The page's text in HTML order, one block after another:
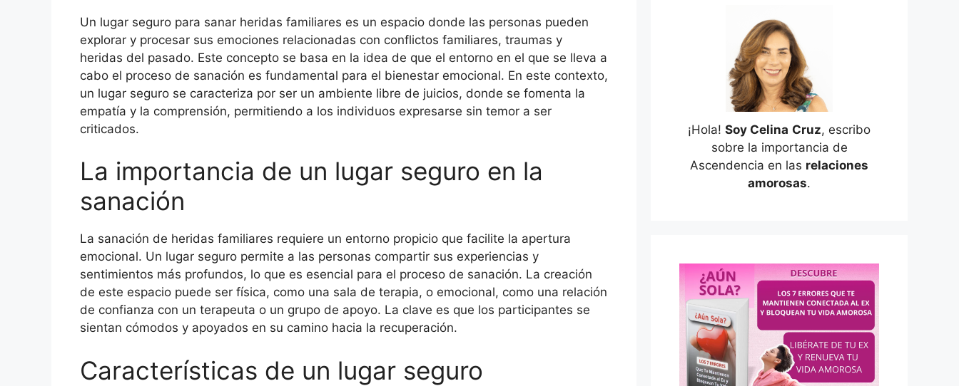
Un lugar seguro para sanar heridas familiares es un espacio donde las personas pueden
explorar y procesar sus emociones relacionadas con conflictos familiares, traumas y
heridas del pasado. Este concepto se basa en la idea de que el entorno en el que se lleva a
cabo el proceso de sanación es fundamental para el bienestar emocional. En este contexto,
un lugar seguro se caracteriza por ser un ambiente libre de juicios, donde se fomenta la
empatía y la comprensión, permitiendo a los individuos expresarse sin temor a ser
criticados.
La importancia de un lugar seguro en la
sanación
La sanación de heridas familiares requiere un entorno propicio que facilite la apertura
emocional. Un lugar seguro permite a las personas compartir sus experiencias y
sentimientos más profundos, lo que es esencial para el proceso de sanación. La creación
de este espacio puede ser física, como una sala de terapia, o emocional, como una relación
de confianza con un terapeuta o un grupo de apoyo. La clave es que los participantes se
sientan cómodos y apoyados en su camino hacia la recuperación.
Características de un lugar seguro
¡Hola! Soy Celina Cruz, escribo
sobre la importancia de
Ascendencia en las relaciones
amorosas.